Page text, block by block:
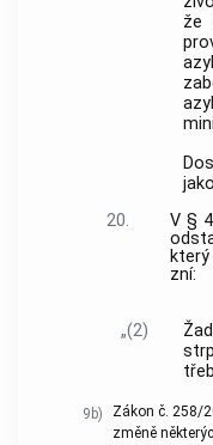
že
20.
V §
zní:
„(2)
9b)
Zákon č. 258/
změně